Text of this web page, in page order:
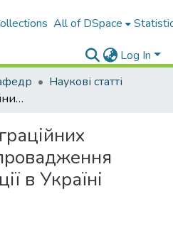
All of DSpace
Log In
Наукові статті
Вплив євроінтеграційних тенденцій на впровадження інституту медіації в Україні
в Україні